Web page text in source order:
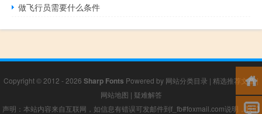
做飞行员需要什么条件
Copyright © 2012 - 2026 Sharp Fonts Powered by 网站分类目录 | 精选推荐文章|
网站地图 | 疑难解答
声明：本站内容来自互联网，如信息有错误可发邮件到f_fb#foxmail.com说明，我们